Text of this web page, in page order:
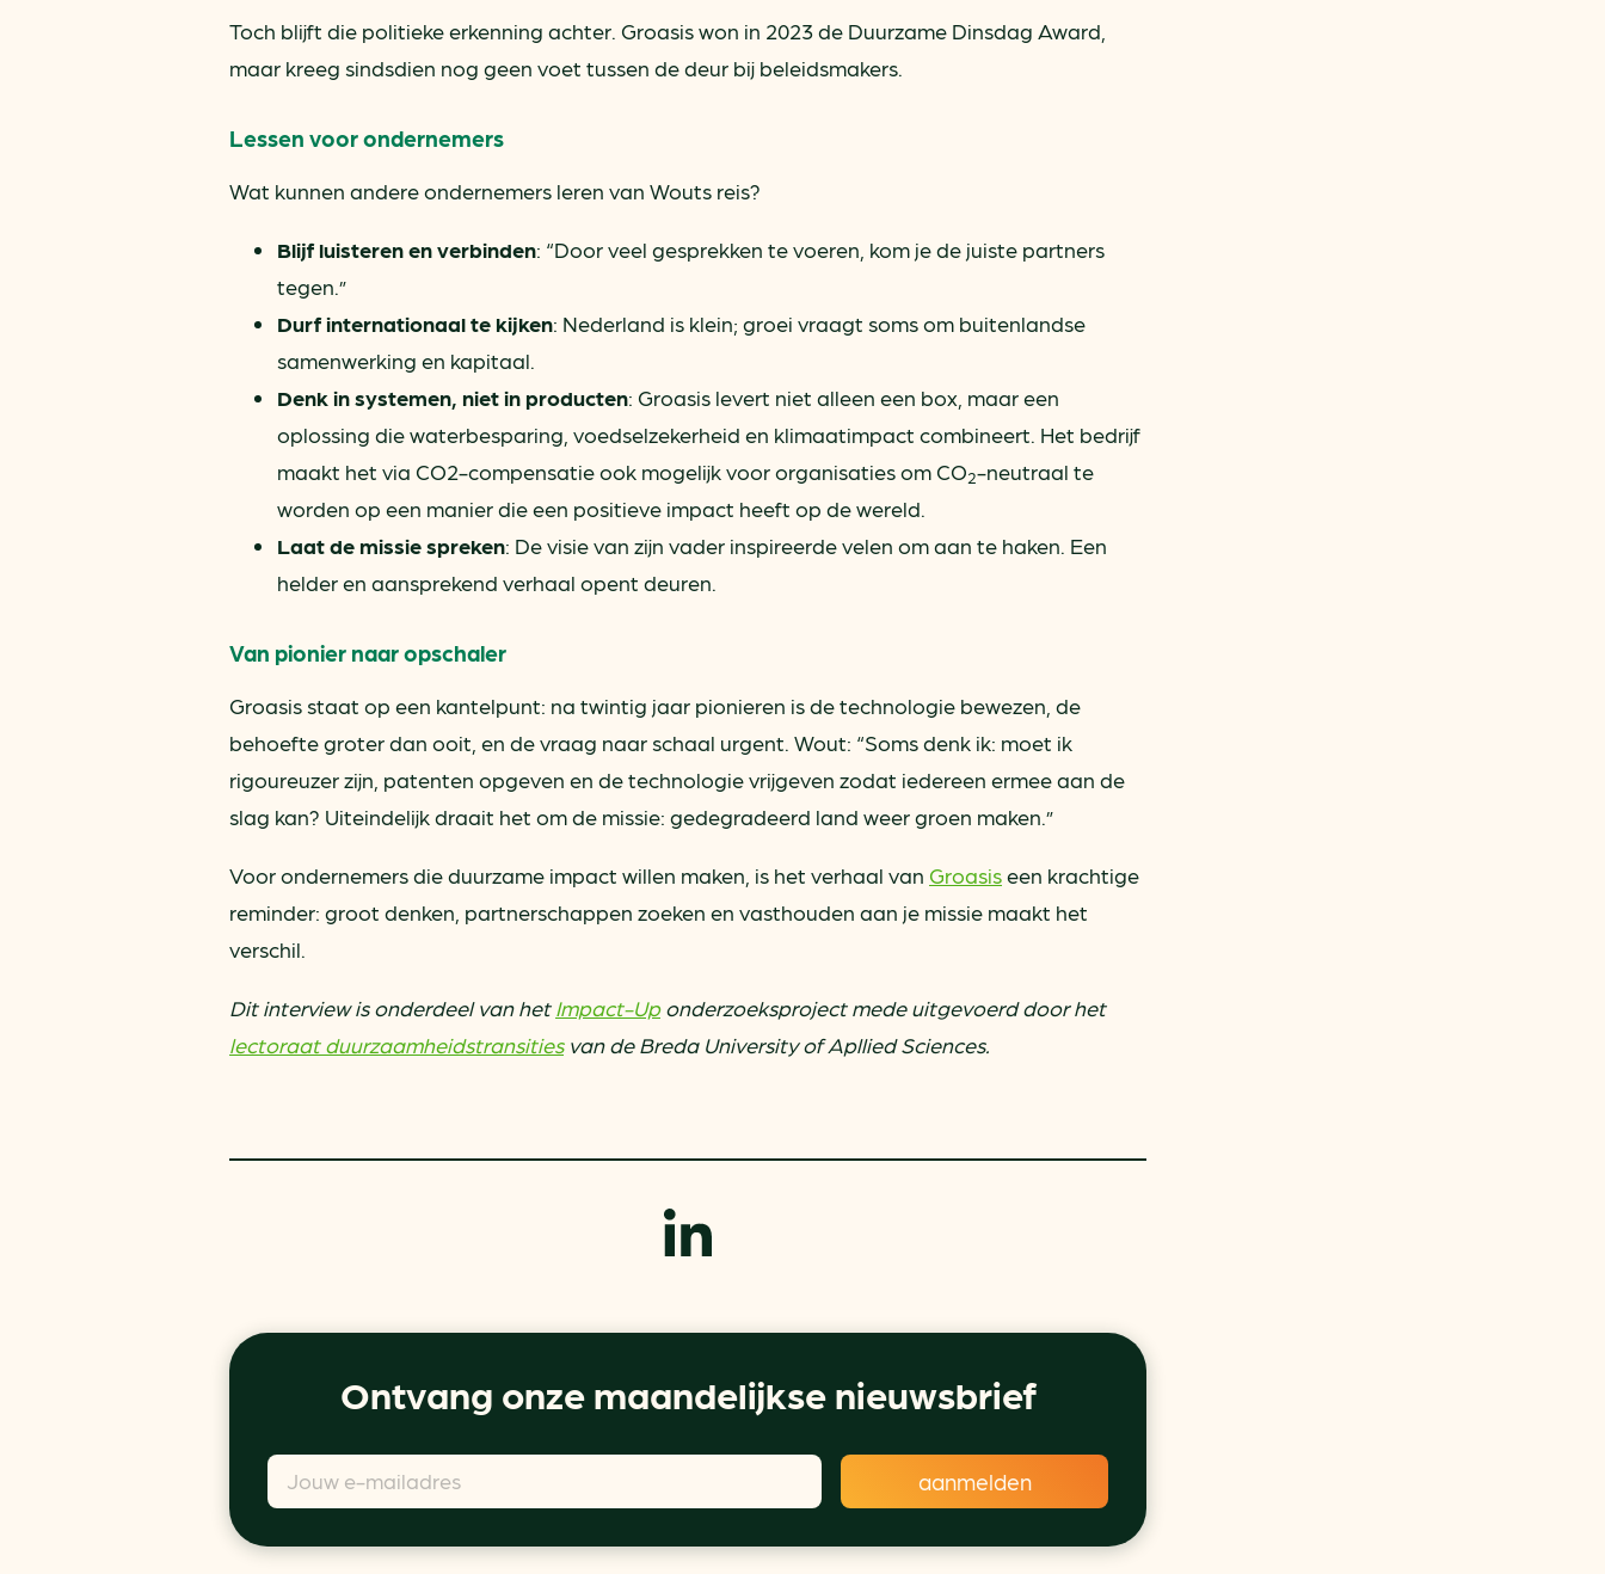
Toch blijft die politieke erkenning achter. Groasis won in 2023 de Duurzame Dinsdag Award,
maar kreeg sindsdien nog geen voet tussen de deur bij beleidsmakers.
Lessen voor ondernemers
Wat kunnen andere ondernemers leren van Wouts reis?
Blijf luisteren en verbinden: “Door veel gesprekken te voeren, kom je de juiste partners
tegen.”
Durf internationaal te kijken: Nederland is klein; groei vraagt soms om buitenlandse
samenwerking en kapitaal.
Denk in systemen, niet in producten: Groasis levert niet alleen een box, maar een
oplossing die waterbesparing, voedselzekerheid en klimaatimpact combineert. Het bedrijf
maakt het via CO2-compensatie ook mogelijk voor organisaties om CO2-neutraal te
worden op een manier die een positieve impact heeft op de wereld.
Laat de missie spreken: De visie van zijn vader inspireerde velen om aan te haken. Een
helder en aansprekend verhaal opent deuren.
Van pionier naar opschaler
Groasis staat op een kantelpunt: na twintig jaar pionieren is de technologie bewezen, de
behoefte groter dan ooit, en de vraag naar schaal urgent. Wout: “Soms denk ik: moet ik
rigoureuzer zijn, patenten opgeven en de technologie vrijgeven zodat iedereen ermee aan de
slag kan? Uiteindelijk draait het om de missie: gedegradeerd land weer groen maken.”
Voor ondernemers die duurzame impact willen maken, is het verhaal van Groasiseen krachtige
reminder: groot denken, partnerschappen zoeken en vasthouden aan je missie maakt het
verschil.
Dit interview is onderdeel van het Impact-Uponderzoeksproject mede uitgevoerd door het
lectoraat duurzaamheidstransitiesvan de Breda University of Apllied Sciences.
Ontvang onze maandelijkse nieuwsbrief